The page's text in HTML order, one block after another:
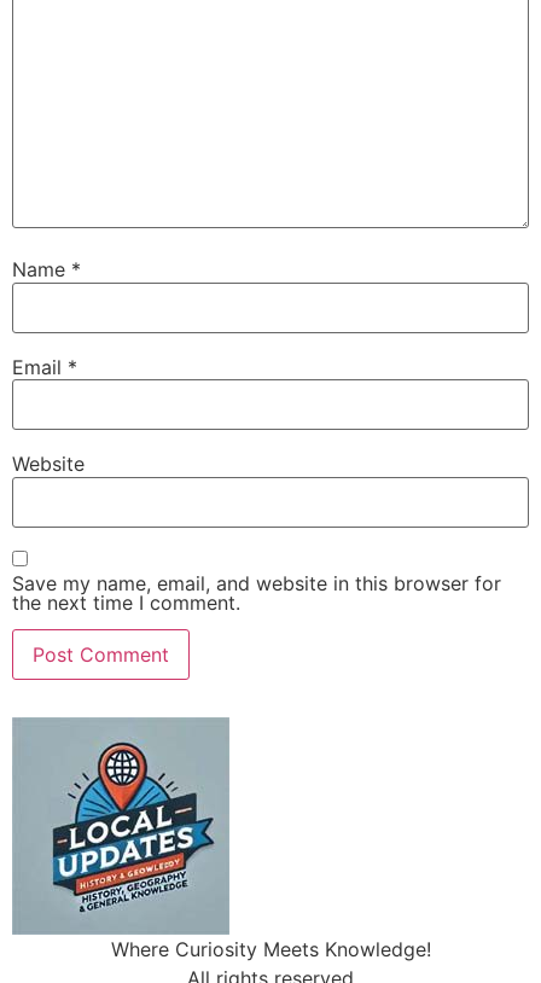
Name *
Email *
Website
Save my name, email, and website in this browser for
the next time I comment.
Where Curiosity Meets Knowledge!
All rights reserved